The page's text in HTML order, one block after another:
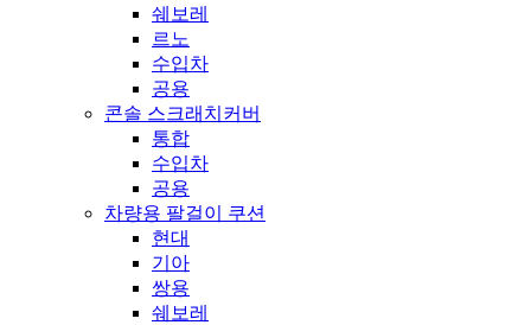
쉐보레
르노
수입차
공용
콘솔 스크래치커버
통합
수입차
공용
차량용 팔걸이 쿠션
현대
기아
쌍용
쉐보레